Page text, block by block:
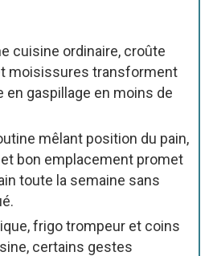
cuisine ordinaire, croûte
moisissures transforment
en gaspillage en moins de
mêlant position du pain,
bon emplacement promet
toute la semaine sans
frigo trompeur et coins
certains gestes